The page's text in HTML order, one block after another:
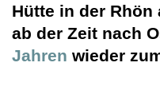
Hütte in der Rhön
ab der Zeit nach
Jahren wieder